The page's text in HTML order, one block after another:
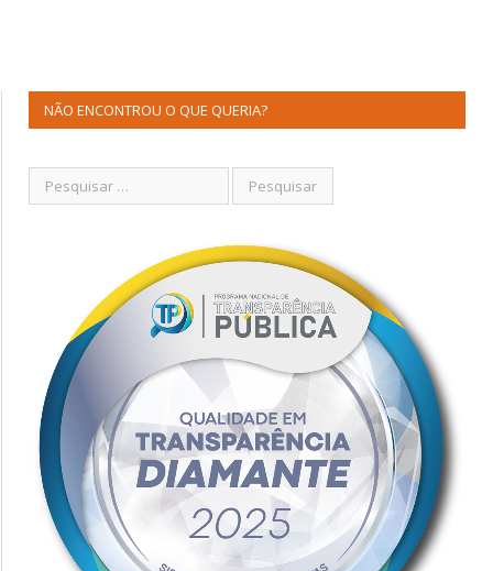
NÃO ENCONTROU O QUE QUERIA?